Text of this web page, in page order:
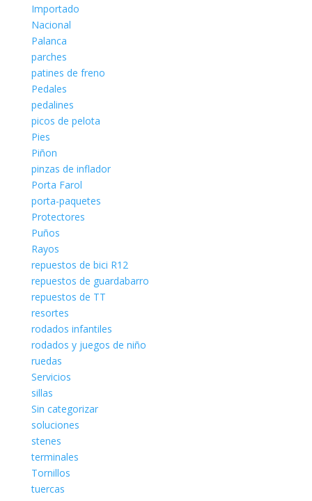
Importado
Nacional
Palanca
parches
patines de freno
Pedales
pedalines
picos de pelota
Pies
Piñon
pinzas de inflador
Porta Farol
porta-paquetes
Protectores
Puños
Rayos
repuestos de bici R12
repuestos de guardabarro
repuestos de TT
resortes
rodados infantiles
rodados y juegos de niño
ruedas
Servicios
sillas
Sin categorizar
soluciones
stenes
terminales
Tornillos
tuercas